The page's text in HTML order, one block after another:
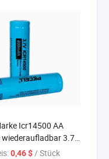
Icr14500 AA
3.7V
14500
0,46 $ / Stück